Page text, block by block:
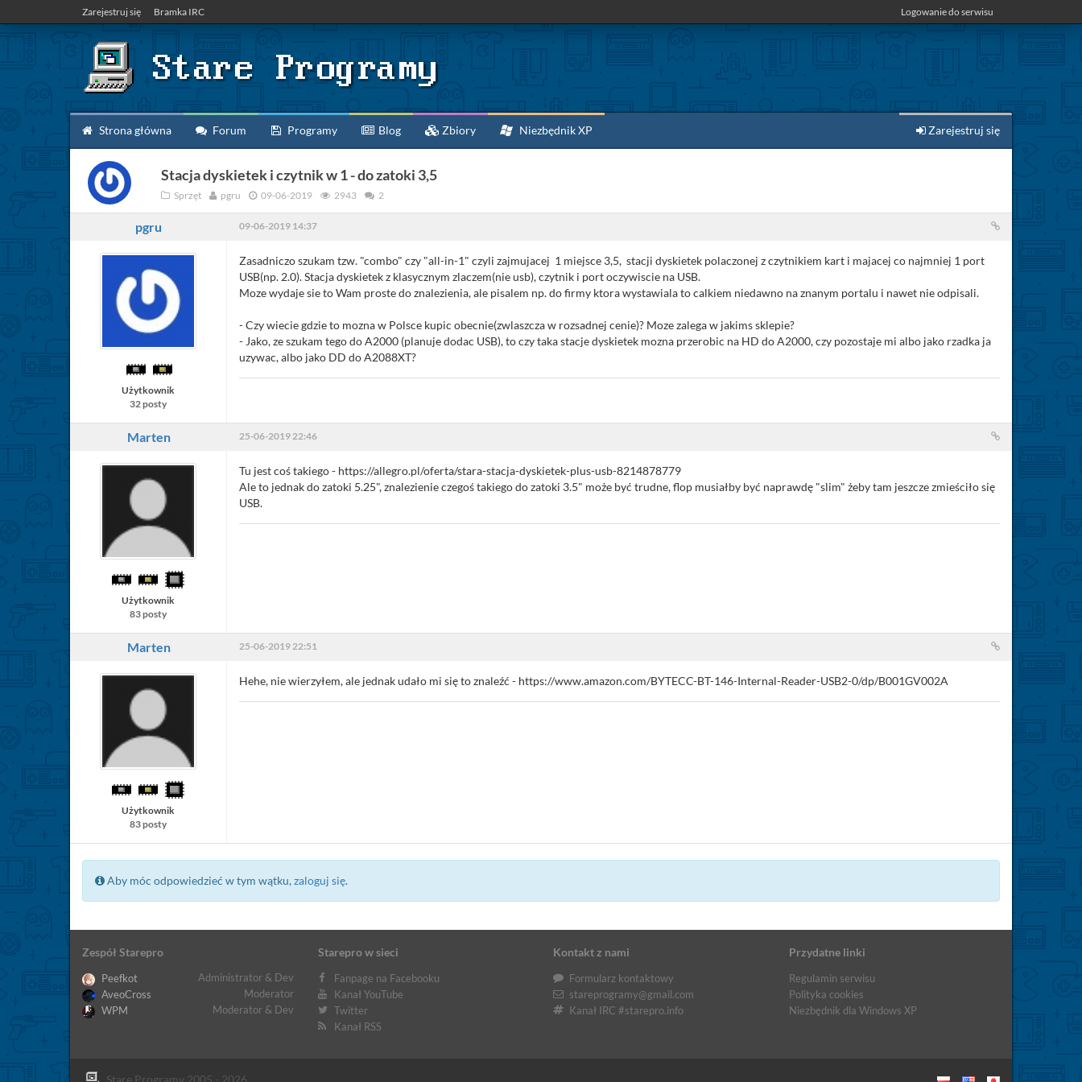
Zarejestruj się Bramka IRC Logowanie do serwisu
Strona główna Forum Programy Blog Zbiory Niezbędnik XP Zarejestruj się
Stacja dyskietek i czytnik w 1 - do zatoki 3,5
Sprzęt pgru 09-06-2019 2943 2
pgru 09-06-2019 14:37
Użytkownik
32 posty
Zasadniczo szukam tzw. "combo" czy "all-in-1" czyli zajmujacej 1 miejsce 3,5, stacji dyskietek polaczonej z czytnikiem kart i majacej co najmniej 1 port
USB(np. 2.0). Stacja dyskietek z klasycznym zlaczem(nie usb), czytnik i port oczywiscie na USB.
Moze wydaje sie to Wam proste do znalezienia, ale pisalem np. do firmy ktora wystawiala to calkiem niedawno na znanym portalu i nawet nie odpisali.
- Czy wiecie gdzie to mozna w Polsce kupic obecnie(zwlaszcza w rozsadnej cenie)? Moze zalega w jakims sklepie?
- Jako, ze szukam tego do A2000 (planuje dodac USB), to czy taka stacje dyskietek mozna przerobic na HD do A2000, czy pozostaje mi albo jako rzadka ja
uzywac, albo jako DD do A2088XT?
Marten 25-06-2019 22:46
Użytkownik
83 posty
Tu jest coś takiego - https://allegro.pl/oferta/stara-stacja-dyskietek-plus-usb-8214878779
Ale to jednak do zatoki 5.25", znalezienie czegoś takiego do zatoki 3.5" może być trudne, flop musiałby być naprawdę "slim" żeby tam jeszcze zmieściło się
USB.
Marten 25-06-2019 22:51
Użytkownik
83 posty
Hehe, nie wierzyłem, ale jednak udało mi się to znaleźć - https://www.amazon.com/BYTECC-BT-146-Internal-Reader-USB2-0/dp/B001GV002A
Aby móc odpowiedzieć w tym wątku,zaloguj się.
Zespół Starepro
Peefkot
Administrator & Dev
AveoCross
Moderator
WPM
Moderator & Dev
Starepro w sieci
Fanpage na Facebooku
Kanał YouTube
Twitter
Kanał RSS
Kontakt z nami
Formularz kontaktowy
stareprogramy@gmail.com
Kanał IRC #starepro.info
Przydatne linki
Regulamin serwisu
Polityka cookies
Niezbędnik dla Windows XP
Stare Programy 2005 - 2026